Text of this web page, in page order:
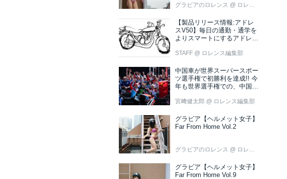
グラビアのロレンス @ ロレンス編集部
【製品リリース情報:アドレ
スV50】毎日の通勤・通学を
よりスマートにするアドレス
STAFF @ ロレンス編集部
中国車が世界スーパースポー
ツ選手権で初勝利を達成!! 今
年も世界選手権での、中国車
宮﨑健太郎 @ ロレンス編集部
グラビア【ヘルメット女子】
Far From Home Vol.2
グラビアのロレンス @ ロレンス編集部
グラビア【ヘルメット女子】
Far From Home Vol.9